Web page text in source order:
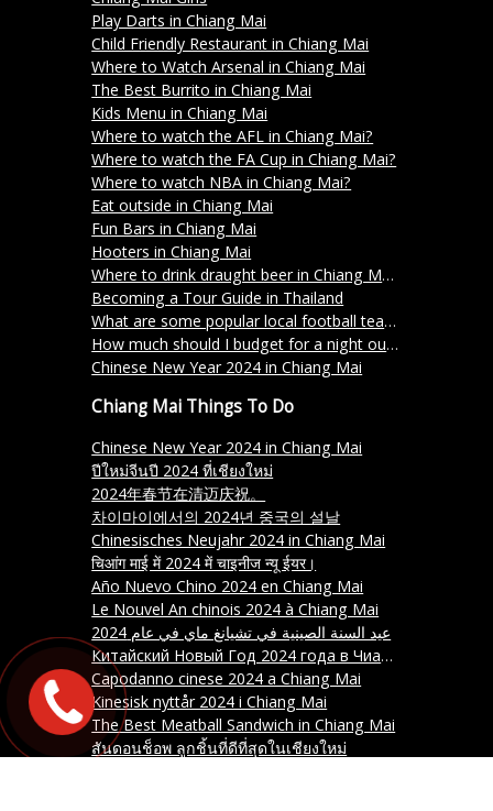
Play Darts in Chiang Mai
Child Friendly Restaurant in Chiang Mai
Where to Watch Arsenal in Chiang Mai
The Best Burrito in Chiang Mai
Kids Menu in Chiang Mai
Where to watch the AFL in Chiang Mai?
Where to watch the FA Cup in Chiang Mai?
Where to watch NBA in Chiang Mai?
Eat outside in Chiang Mai
Fun Bars in Chiang Mai
Hooters in Chiang Mai
Where to drink draught beer in Chiang Mai?
Becoming a Tour Guide in Thailand
What are some popular local football teams in Chiang Mai?
How much should I budget for a night out in Thailand?
Chinese New Year 2024 in Chiang Mai
Chiang Mai Things To Do
Chinese New Year 2024 in Chiang Mai
ปีใหม่จีนปี 2024 ที่เชียงใหม่
2024年春节在清迈庆祝。
차이마이에서의 2024년 중국의 설날
Chinesisches Neujahr 2024 in Chiang Mai
चिआंग माई में 2024 में चाइनीज न्यू ईयर।
Año Nuevo Chino 2024 en Chiang Mai
Le Nouvel An chinois 2024 à Chiang Mai
عيد السنة الصينية في تشيانغ ماي في عام 2024
Китайский Новый Год 2024 года в Чиангмай.
Capodanno cinese 2024 a Chiang Mai
Kinesisk nyttår 2024 i Chiang Mai
The Best Meatball Sandwich in Chiang Mai
สันดอนช็อพ ลูกชิ้นที่ดีที่สุดในเชียงใหม่